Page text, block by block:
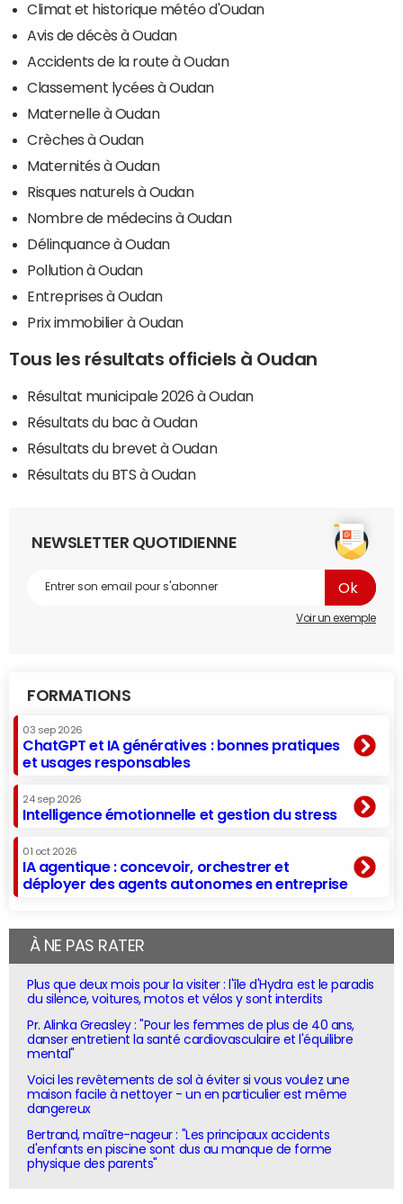
Climat et historique météo d'Oudan
Avis de décès à Oudan
Accidents de la route à Oudan
Classement lycées à Oudan
Maternelle à Oudan
Crèches à Oudan
Maternités à Oudan
Risques naturels à Oudan
Nombre de médecins à Oudan
Délinquance à Oudan
Pollution à Oudan
Entreprises à Oudan
Prix immobilier à Oudan
Tous les résultats officiels à Oudan
Résultat municipale 2026 à Oudan
Résultats du bac à Oudan
Résultats du brevet à Oudan
Résultats du BTS à Oudan
NEWSLETTER QUOTIDIENNE
Voir un exemple
FORMATIONS
03 sep 2026
ChatGPT et IA génératives : bonnes pratiques
et usages responsables
24 sep 2026
Intelligence émotionnelle et gestion du stress
01 oct 2026
IA agentique : concevoir, orchestrer et
déployer des agents autonomes en entreprise
À NE PAS RATER
Plus que deux mois pour la visiter : l'île d'Hydra est le paradis
du silence, voitures, motos et vélos y sont interdits
Pr. Alinka Greasley : "Pour les femmes de plus de 40 ans,
danser entretient la santé cardiovasculaire et l'équilibre
mental"
Voici les revêtements de sol à éviter si vous voulez une
maison facile à nettoyer - un en particulier est même
dangereux
Bertrand, maître-nageur : "Les principaux accidents
d'enfants en piscine sont dus au manque de forme
physique des parents"